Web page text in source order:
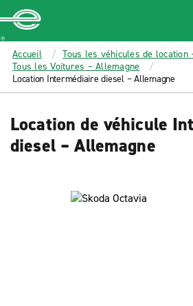
MAIN
CONTENT
Enterprise
Accueil
Tous les véhicules de location
Tous les Voitures – Allemagne
Location Intermédiaire diesel – Allemagne
Location de véhicule
diesel – Allemagne